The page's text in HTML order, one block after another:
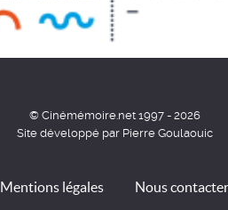
© Cinémémoire.net 1997 - 2026
Site développé par Pierre Goulaouic
Mentions légales Nous contacter